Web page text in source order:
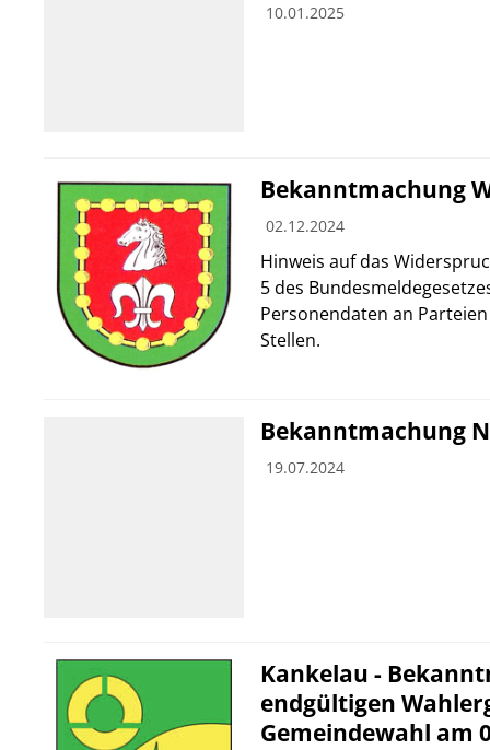
10.01.2025
Bekanntmachung
02.12.2024
Hinweis auf das
5 des
Personendaten an
Stellen.
Bekanntmachung
19.07.2024
Kankelau -
endgültigen
Gemeindewahl am